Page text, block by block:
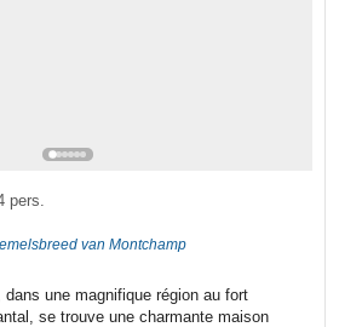
pers.
van Montchamp
une magnifique région au fort
se trouve une charmante maison